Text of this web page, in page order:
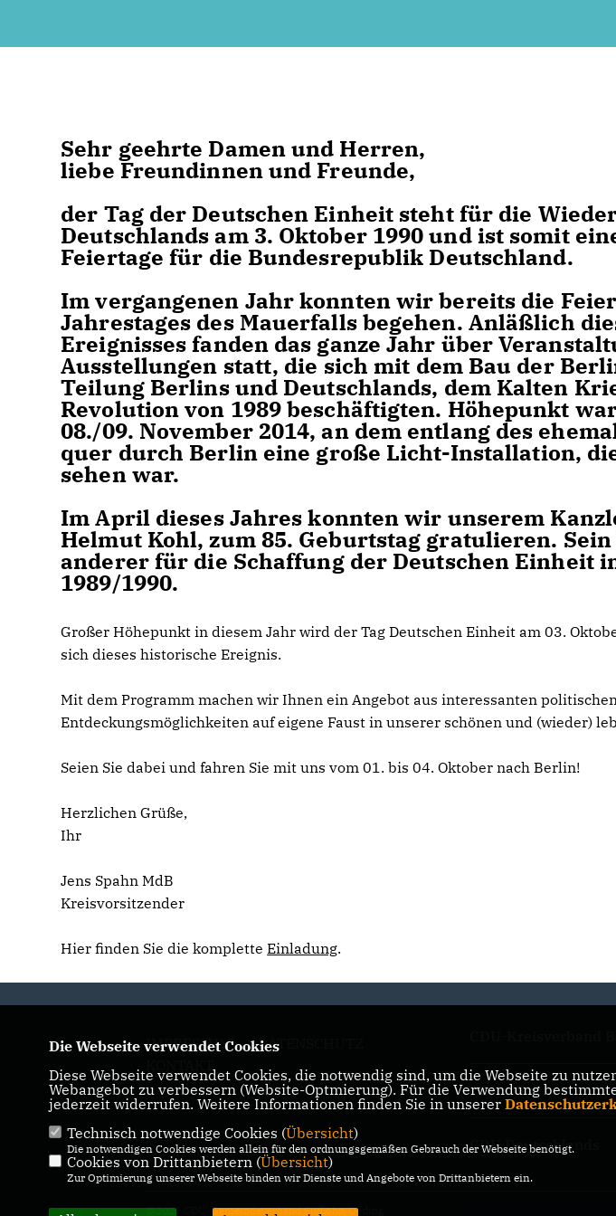
Sehr geehrte Damen und Herren,
liebe Freundinnen und Freunde,
der Tag der Deutschen Einheit steht für die
Deutschlands am 3. Oktober 1990 und ist somit
Feiertage für die Bundesrepublik Deutschland.
Im vergangenen Jahr konnten wir bereits die
Jahrestages des Mauerfalls begehen. Anläßlich
Ereignisses fanden das ganze Jahr über
Ausstellungen statt, die sich mit dem Bau der
Teilung Berlins und Deutschlands, dem Kalten
Revolution von 1989 beschäftigten. Höhepunkt
08./09. November 2014, an dem entlang des
quer durch Berlin eine große Licht-Installation,
sehen war.
Im April dieses Jahres konnten wir unserem
Helmut Kohl, zum 85. Geburtstag gratulieren.
anderer für die Schaffung der Deutschen Einheit
1989/1990.
Großer Höhepunkt in diesem Jahr wird der Tag Deutschen Einheit am 03.
sich dieses historische Ereignis.
Mit dem Programm machen wir Ihnen ein Angebot aus interessanten
Entdeckungsmöglichkeiten auf eigene Faust in unserer schönen und (wieder)
Seien Sie dabei und fahren Sie mit uns vom 01. bis 04. Oktober nach Berlin!
Herzlichen Grüße,
Ihr
Jens Spahn MdB
Kreisvorsitzender
Hier finden Sie die kompletteEinladung.
IMPRESSUM
DATENSCHUTZ
KONTAKT
CDU NRW
CDU Deutschlands
@2026 CDU-Gemeindeverband Südlohn/Oeding
Die Webseite verwendet Cookies
Diese Webseite verwendet Cookies, die notwendig sind, um die Webseite zu
Webangebot zu verbessern (Website-Optmierung). Für die Verwendung
jederzeit widerrufen. Weitere Informationen finden Sie in unserer
Technisch notwendige Cookies (Übersicht)
Die notwendigen Cookies werden allein für den ordnungsgemäßen Gebrauch der Webseite benötigt.
Cookies von Drittanbietern (Übersicht)
Zur Optimierung unserer Webseite binden wir Dienste und Angebote von Drittanbietern ein.